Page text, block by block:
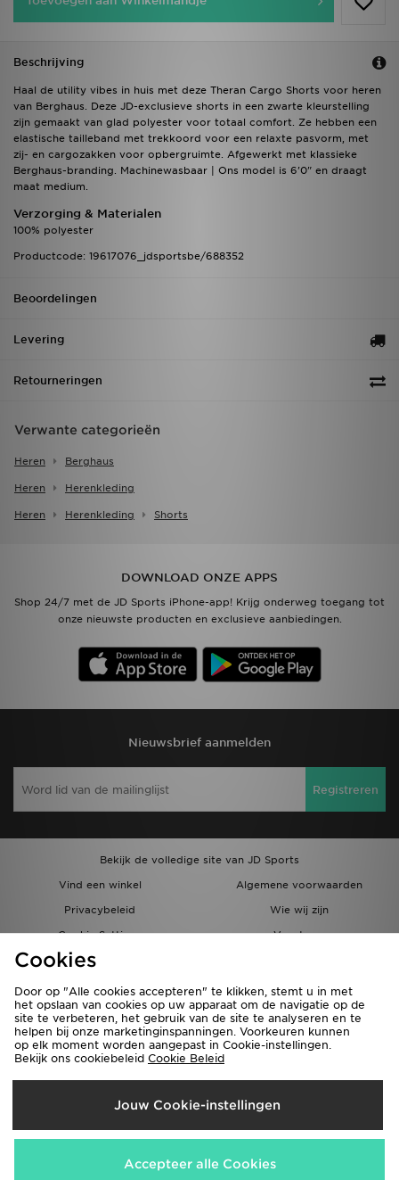
Beschrijving
Haal de utility vibes in huis met deze Theran Cargo Shorts voor heren
van Berghaus. Deze JD-exclusieve shorts in een zwarte kleurstelling
zijn gemaakt van glad polyester voor totaal comfort. Ze hebben een
elastische tailleband met trekkoord voor een relaxte pasvorm, met
zij- en cargozakken voor opbergruimte. Afgewerkt met klassieke
Berghaus-branding. Machinewasbaar | Ons model is 6'0" en draagt
maat medium.
Verzorging & Materialen
100% polyester
Productcode: 19617076_jdsportsbe/688352
Beoordelingen
Levering
Retourneringen
Verwante categorieën
Heren Berghaus
Heren Herenkleding
Heren Herenkleding Shorts
DOWNLOAD ONZE APPS
Shop 24/7 met de JD Sports iPhone-app! Krijg onderweg toegang tot
onze nieuwste producten en exclusieve aanbiedingen.
Nieuwsbrief aanmelden
Registreren
Bekijk de volledige site van JD Sports
Vind een winkel
Algemene voorwaarden
Privacybeleid
Wie wij zijn
Cookie Settings
Vacatures
Bestellingen en Levering
Verzenden Naar
België
Wij accepteren de volgende betaalmethoden
Cookies
Door op "Alle cookies accepteren" te klikken, stemt u in met
het opslaan van cookies op uw apparaat om de navigatie op de
site te verbeteren, het gebruik van de site te analyseren en te
helpen bij onze marketinginspanningen. Voorkeuren kunnen
op elk moment worden aangepast in Cookie-instellingen.
Bekijk ons cookiebeleid Cookie Beleid
Jouw Cookie-instellingen
Accepteer alle Cookies